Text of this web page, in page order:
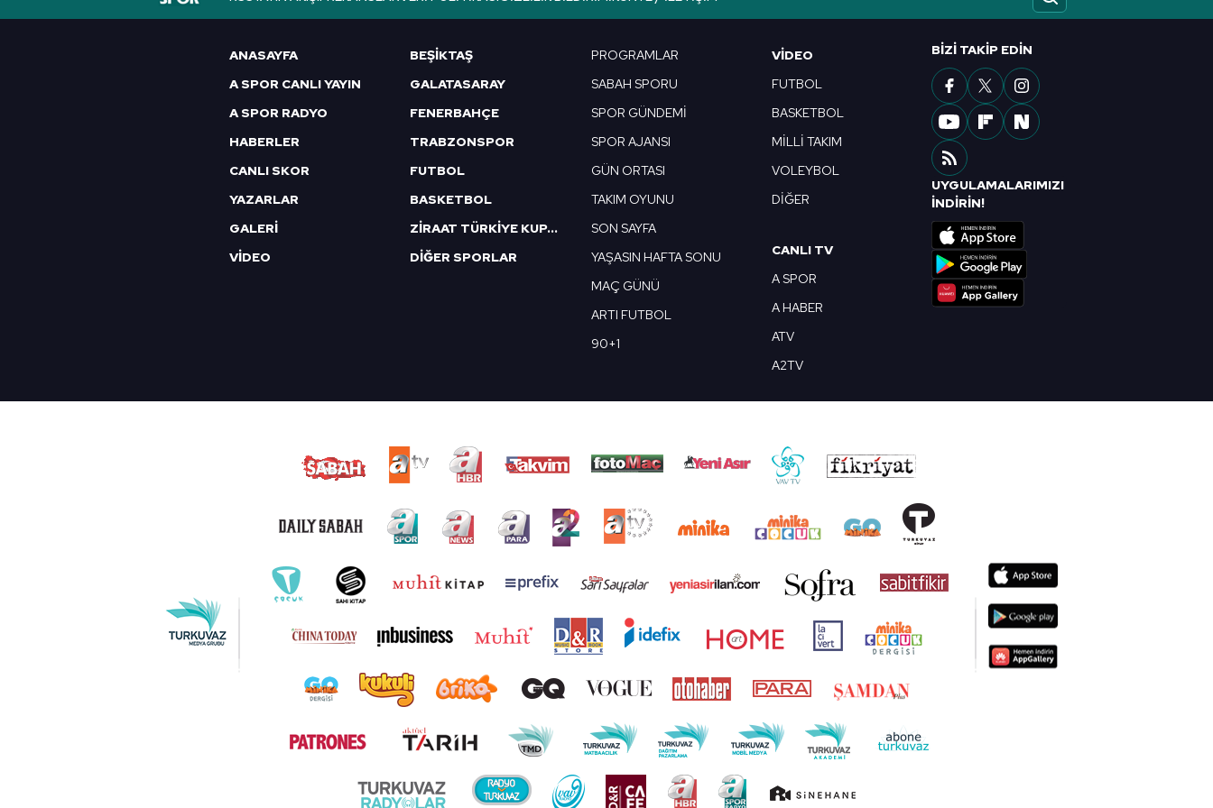
mevzuata uygun olarak kullanılan çerezlerle ilgili bilgi almak için lütfentıklayınız
ANASAYFA
A SPOR CANLI YAYIN
A SPOR RADYO
HABERLER
CANLI SKOR
YAZARLAR
GALERİ
VİDEO
BEŞİKTAŞ
GALATASARAY
FENERBAHÇE
TRABZONSPOR
FUTBOL
BASKETBOL
ZİRAAT TÜRKİYE KUPASI
DİĞER SPORLAR
PROGRAMLAR
SABAH SPORU
SPOR GÜNDEMİ
SPOR AJANSI
GÜN ORTASI
TAKIM OYUNU
SON SAYFA
YAŞASIN HAFTA SONU
MAÇ GÜNÜ
ARTI FUTBOL
90+1
VIDEO
FUTBOL
BASKETBOL
MİLLİ TAKIM
VOLEYBOL
DİĞER
CANLI TV
A SPOR
A HABER
ATV
A2TV
BIZI TAKIP EDIN
UYGULAMALARIMIZI
İNDİRİN!